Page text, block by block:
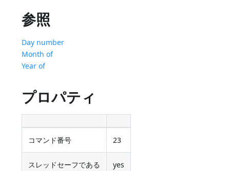
参照
Day number
Month of
Year of
プロパティ
コマンド番号 23
スレッドセーフである yes